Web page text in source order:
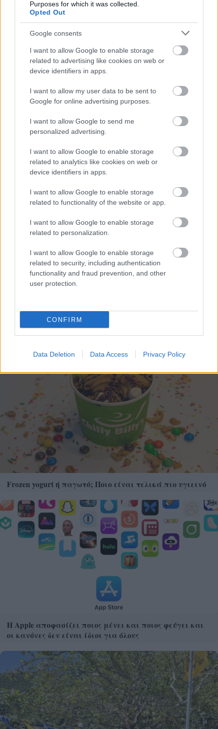
Purposes for which it was collected.
Opted Out
Google consents
I want to allow Google to enable storage
related to advertising like cookies on web or
device identifiers in apps.
I want to allow my user data to be sent to
Google for online advertising purposes.
I want to allow Google to send me
personalized advertising.
I want to allow Google to enable storage
related to analytics like cookies on web or
device identifiers in apps.
I want to allow Google to enable storage
related to functionality of the website or app.
I want to allow Google to enable storage
related to personalization.
I want to allow Google to enable storage
related to security, including authentication
functionality and fraud prevention, and other
user protection.
CONFIRM
Data Deletion Data Access Privacy Policy
Η OpenAI σταματά το μοντέλο Astra που έλυσε 10
βοηθήσουν αν βρεθείτε απέναντί τους
Frozen yogurt ή παγωτό; Ποιο είναι τελικά πιο υγιεινό
Η Apple αποφασίζει ποιος μένει και ποιος φεύγει και
οι κανόνες δεν είναι ίδιοι για όλους